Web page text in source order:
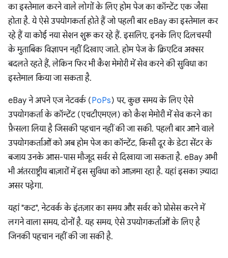
का इस्तेमाल करने वाले लोगों के लिए होम पेज का कॉन्टेंट एक जैसा
होता है. ये ऐसे उपयोगकर्ता होते हैं जो पहली बार eBay का इस्तेमाल कर
रहे हैं या कोई नया सेशन शुरू कर रहे हैं. इसलिए, इनके लिए दिलचस्पी
के मुताबिक विज्ञापन नहीं दिखाए जाते. होम पेज के क्रिएटिव अक्सर
बदलते रहते हैं, लेकिन फिर भी कैश मेमोरी में सेव करने की सुविधा का
इस्तेमाल किया जा सकता है.
eBay ने अपने एज नेटवर्क (PoPs) पर, कुछ समय के लिए ऐसे
उपयोगकर्ता के कॉन्टेंट (एचटीएमएल) को कैश मेमोरी में सेव करने का
फ़ैसला लिया है जिसकी पहचान नहीं की जा सकी. पहली बार आने वाले
उपयोगकर्ताओं को अब होम पेज का कॉन्टेंट, किसी दूर के डेटा सेंटर के
बजाय उनके आस-पास मौजूद सर्वर से दिखाया जा सकता है. eBay अभी
भी अंतरराष्ट्रीय बाज़ारों में इस सुविधा को आज़मा रहा है. यहां इसका ज़्यादा
असर पड़ेगा.
यहां "कट", नेटवर्क के इंतज़ार का समय और सर्वर को प्रोसेस करने में
लगने वाला समय, दोनों है. यह समय, ऐसे उपयोगकर्ताओं के लिए है
जिनकी पहचान नहीं की जा सकी है.